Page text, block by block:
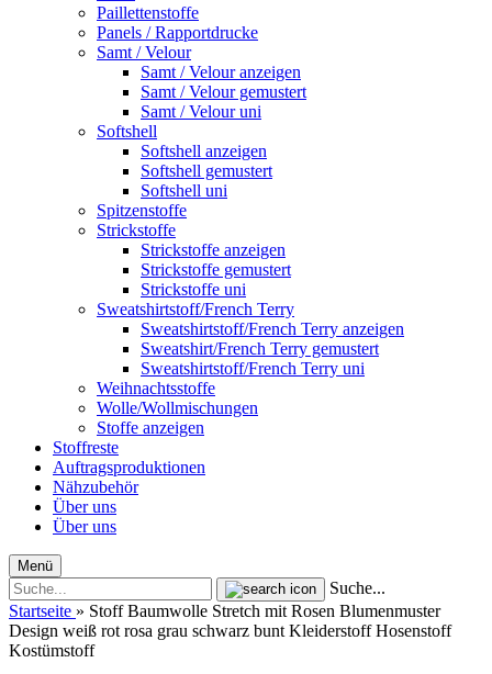
Paillettenstoffe
Panels / Rapportdrucke
Samt / Velour
Samt / Velour anzeigen
Samt / Velour gemustert
Samt / Velour uni
Softshell
Softshell anzeigen
Softshell gemustert
Softshell uni
Spitzenstoffe
Strickstoffe
Strickstoffe anzeigen
Strickstoffe gemustert
Strickstoffe uni
Sweatshirtstoff/French Terry
Sweatshirtstoff/French Terry anzeigen
Sweatshirt/French Terry gemustert
Sweatshirtstoff/French Terry uni
Weihnachtsstoffe
Wolle/Wollmischungen
Stoffe anzeigen
Stoffreste
Auftragsproduktionen
Nähzubehör
Über uns
Über uns
Menü
Suche...
Startseite » Stoff Baumwolle Stretch mit Rosen Blumenmuster
Design weiß rot rosa grau schwarz bunt Kleiderstoff Hosenstoff
Kostümstoff